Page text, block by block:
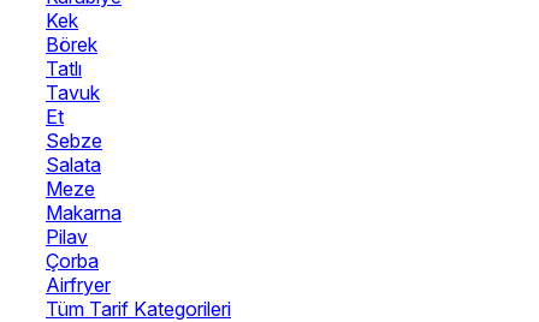
Kek
Börek
Tatlı
Tavuk
Et
Sebze
Salata
Meze
Makarna
Pilav
Çorba
Airfryer
Tüm Tarif Kategorileri